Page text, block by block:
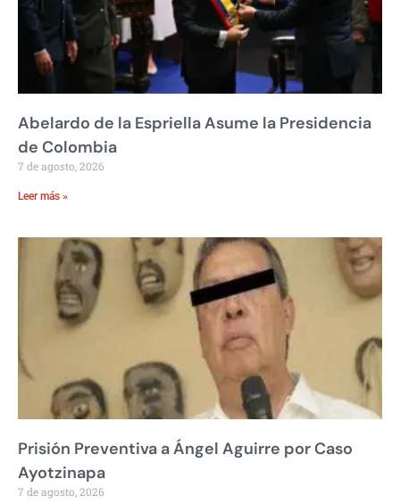
Abelardo de la Espriella Asume la Presidencia
de Colombia
7 de agosto, 2026
Leer más »
Prisión Preventiva a Ángel Aguirre por Caso
Ayotzinapa
7 de agosto, 2026